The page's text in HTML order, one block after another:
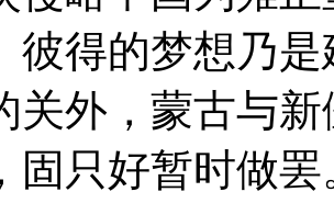
彼得的梦想乃
关外，蒙古与
固只好暂时做